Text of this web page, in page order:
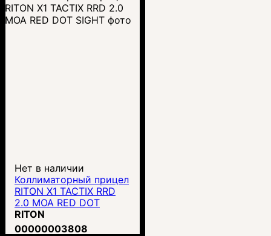
Нет в наличии
Коллиматорный прицел
RITON X1 TACTIX RRD
2.0 MOA RED DOT
SIGHT
RITON
00000003808